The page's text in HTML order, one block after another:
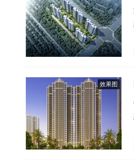
效果图